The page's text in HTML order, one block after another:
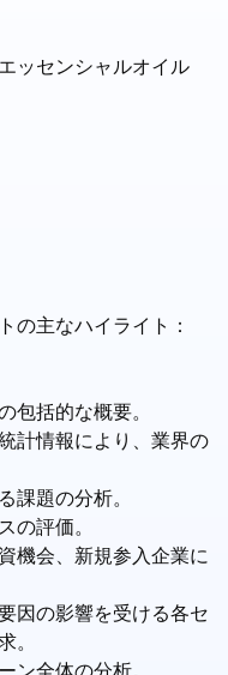
ッセンシャルオイル
の主なハイライト：
包括的な概要。
計情報により、業界の
課題の分析。
の評価。
機会、新規参入企業に
因の影響を受ける各セ
。
ン全体の分析。